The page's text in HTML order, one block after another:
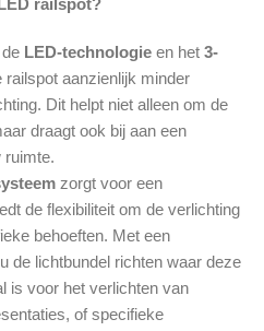
railspot?
LED-technologie en het 3-
railspot aanzienlijk minder
Dit helpt niet alleen om de
draagt ook bij aan een
ruimte.
zorgt voor een
de flexibiliteit om de verlichting
behoeften. Met een
de lichtbundel richten waar deze
is voor het verlichten van
of specifieke